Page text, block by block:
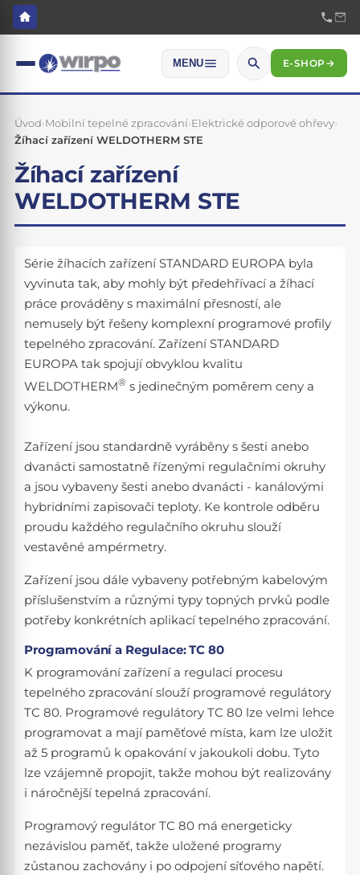
MENU E-SHOP→
Úvod›Mobilní tepelné zpracování›Elektrické odporové ohřevy›
Žíhací zařízení WELDOTHERM STE
Žíhací zařízení
WELDOTHERM STE
Série žíhacích zařízení STANDARD EUROPA byla
vyvinuta tak, aby mohly být předehřívací a žíhací
práce prováděny s maximální přesností, ale
nemusely být řešeny komplexní programové profily
tepelného zpracování. Zařízení STANDARD
EUROPA tak spojují obvyklou kvalitu
WELDOTHERM® s jedinečným poměrem ceny a
výkonu.
Zařízení jsou standardně vyráběny s šesti anebo
dvanácti samostatně řízenými regulačními okruhy
a jsou vybaveny šesti anebo dvanácti - kanálovými
hybridními zapisovači teploty. Ke kontrole odběru
proudu každého regulačního okruhu slouží
vestavěné ampérmetry.
Zařízení jsou dále vybaveny potřebným kabelovým
příslušenstvím a různými typy topných prvků podle
potřeby konkrétních aplikací tepelného zpracování.
Programování a Regulace: TC 80
K programování zařízení a regulaci procesu
tepelného zpracování slouží programové regulátory
TC 80. Programové regulátory TC 80 lze velmi lehce
programovat a mají paměťové místa, kam lze uložit
až 5 programů k opakování v jakoukoli dobu. Tyto
lze vzájemně propojit, takže mohou být realizovány
i náročnější tepelná zpracování.
Programový regulátor TC 80 má energeticky
nezávislou paměť, takže uložené programy
zůstanou zachovány i po odpojení síťového napětí.